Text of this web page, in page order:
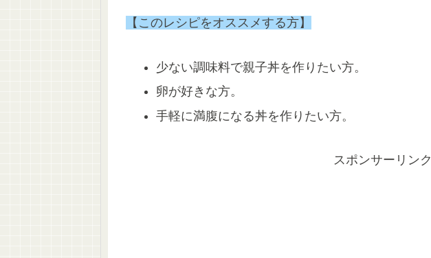
【このレシピをオススメする方】
少ない調味料で親子丼を作りたい方。
卵が好きな方。
手軽に満腹になる丼を作りたい方。
スポンサーリンク